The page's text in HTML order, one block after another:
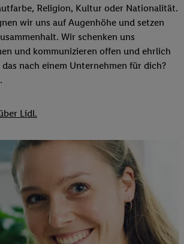
Religion, Kultur oder Nationalität.
wir uns auf Augenhöhe und setzen
Wir schenken uns
und kommunizieren offen und ehrlich
nach einem Unternehmen für dich?
Lidl.